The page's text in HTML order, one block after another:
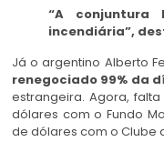
“A conjuntura
incendiária”,
Já o argentino Alberto
renegociado 99% da
estrangeira. Agora,
dólares com o Fundo
de dólares com o Clube